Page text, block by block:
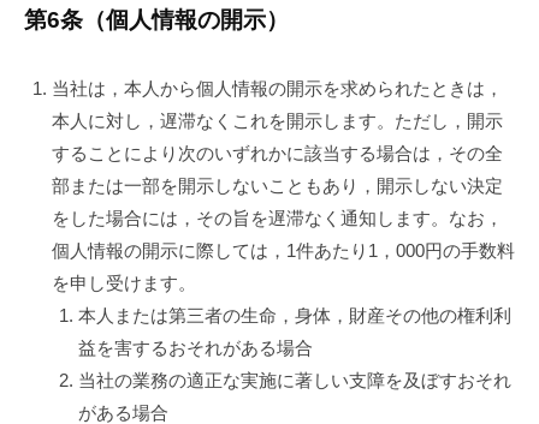
第6条（個人情報の開示）
当社は，本人から個人情報の開示を求められたときは，
本人に対し，遅滞なくこれを開示します。ただし，開示
することにより次のいずれかに該当する場合は，その全
部または一部を開示しないこともあり，開示しない決定
をした場合には，その旨を遅滞なく通知します。なお，
個人情報の開示に際しては，1件あたり1，000円の手数料
を申し受けます。
本人または第三者の生命，身体，財産その他の権利利
益を害するおそれがある場合
当社の業務の適正な実施に著しい支障を及ぼすおそれ
がある場合